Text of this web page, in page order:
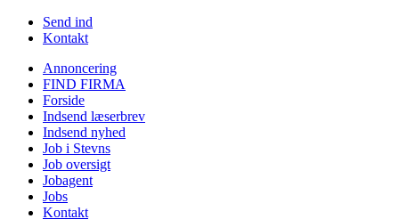
Send ind
Kontakt
Annoncering
FIND FIRMA
Forside
Indsend læserbrev
Indsend nyhed
Job i Stevns
Job oversigt
Jobagent
Jobs
Kontakt